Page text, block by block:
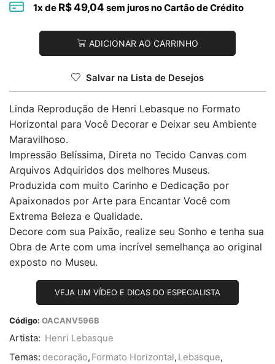
1x de R$49,04 sem juros no Cartão de Crédito
ADICIONAR AO CARRINHO
Salvar na Lista de Desejos
Linda Reprodução de Henri Lebasque no Formato
Horizontal para Você Decorar e Deixar seu Ambiente
Maravilhoso.
Impressão Belíssima, Direta no Tecido Canvas com
Arquivos Adquiridos dos melhores Museus.
Produzida com muito Carinho e Dedicação por
Apaixonados por Arte para Encantar Você com
Extrema Beleza e Qualidade.
Decore com sua Paixão, realize seu Sonho e tenha sua
Obra de Arte com uma incrível semelhança ao original
exposto no Museu.
VEJA UM VÍDEO E DICAS DO ESPECIALISTA
Código: OACANV596B
Artista: Henri Lebasque
Temas: decoração, Formato Horizontal, Lebasque,